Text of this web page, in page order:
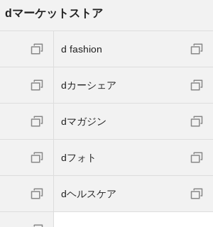
dマーケットストア
d fashion
dカーシェア
dマガジン
dフォト
dヘルスケア